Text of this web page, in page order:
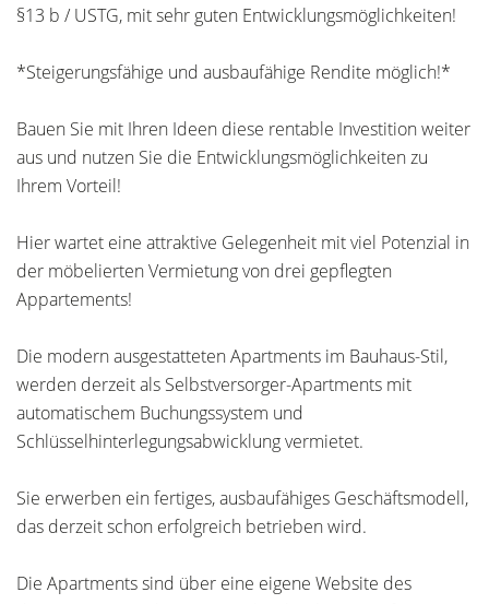
§13 b / USTG, mit sehr guten Entwicklungsmöglichkeiten!
*Steigerungsfähige und ausbaufähige Rendite möglich!*
Bauen Sie mit Ihren Ideen diese rentable Investition weiter
aus und nutzen Sie die Entwicklungsmöglichkeiten zu
Ihrem Vorteil!
Hier wartet eine attraktive Gelegenheit mit viel Potenzial in
der möbelierten Vermietung von drei gepflegten
Appartements!
Die modern ausgestatteten Apartments im Bauhaus-Stil,
werden derzeit als Selbstversorger-Apartments mit
automatischem Buchungssystem und
Schlüsselhinterlegungsabwicklung vermietet.
Sie erwerben ein fertiges, ausbaufähiges Geschäftsmodell,
das derzeit schon erfolgreich betrieben wird.
Die Apartments sind über eine eigene Website des